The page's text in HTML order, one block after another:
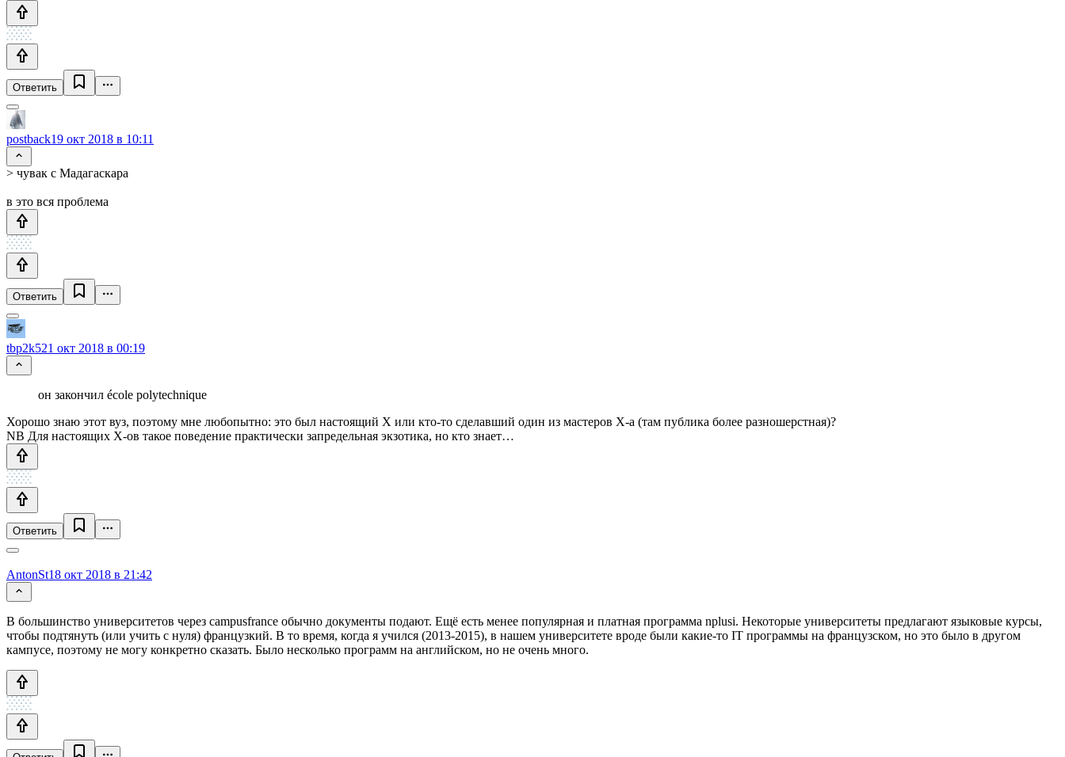
Ответить
postback19 окт 2018 в 10:11
> чувак с Мадагаскара
в это вся проблема
Ответить
tbp2k521 окт 2018 в 00:19
он закончил école polytechnique
Хорошо знаю этот вуз, поэтому мне любопытно: это был настоящий Х или кто-то сделавший один из мастеров Х-а (там публика более разношерстная)?
NB Для настоящих Х-ов такое поведение практически запредельная экзотика, но кто знает…
Ответить
AntonSt18 окт 2018 в 21:42
В большинство университетов через campusfrance обычно документы подают. Ещё есть менее популярная и платная программа nplusi. Некоторые университеты предлагают языковые курсы,
чтобы подтянуть (или учить с нуля) французкий. В то время, когда я учился (2013-2015), в нашем университете вроде были какие-то IT программы на французском, но это было в другом
кампусе, поэтому не могу конкретно сказать. Было несколько программ на английском, но не очень много.